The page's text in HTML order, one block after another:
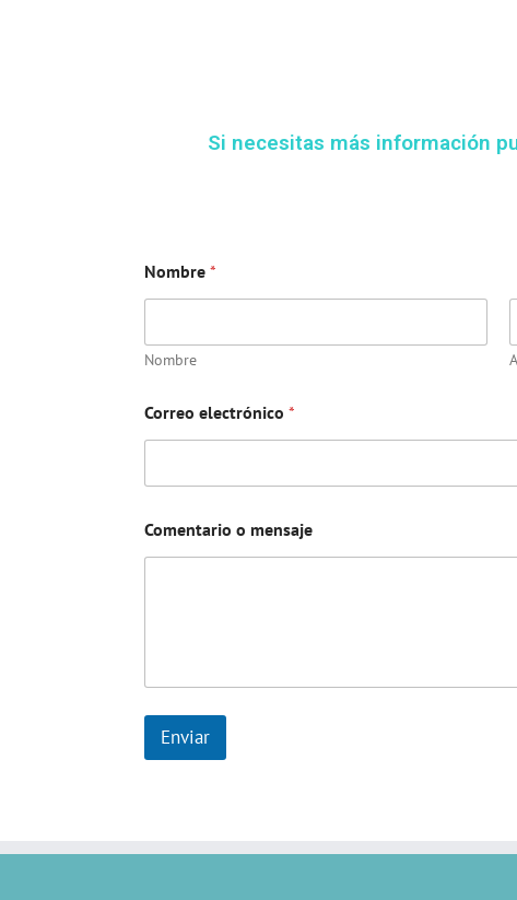
Si necesitas más información
Nombre *
Nombre
Correo electrónico *
Comentario o mensaje
Enviar